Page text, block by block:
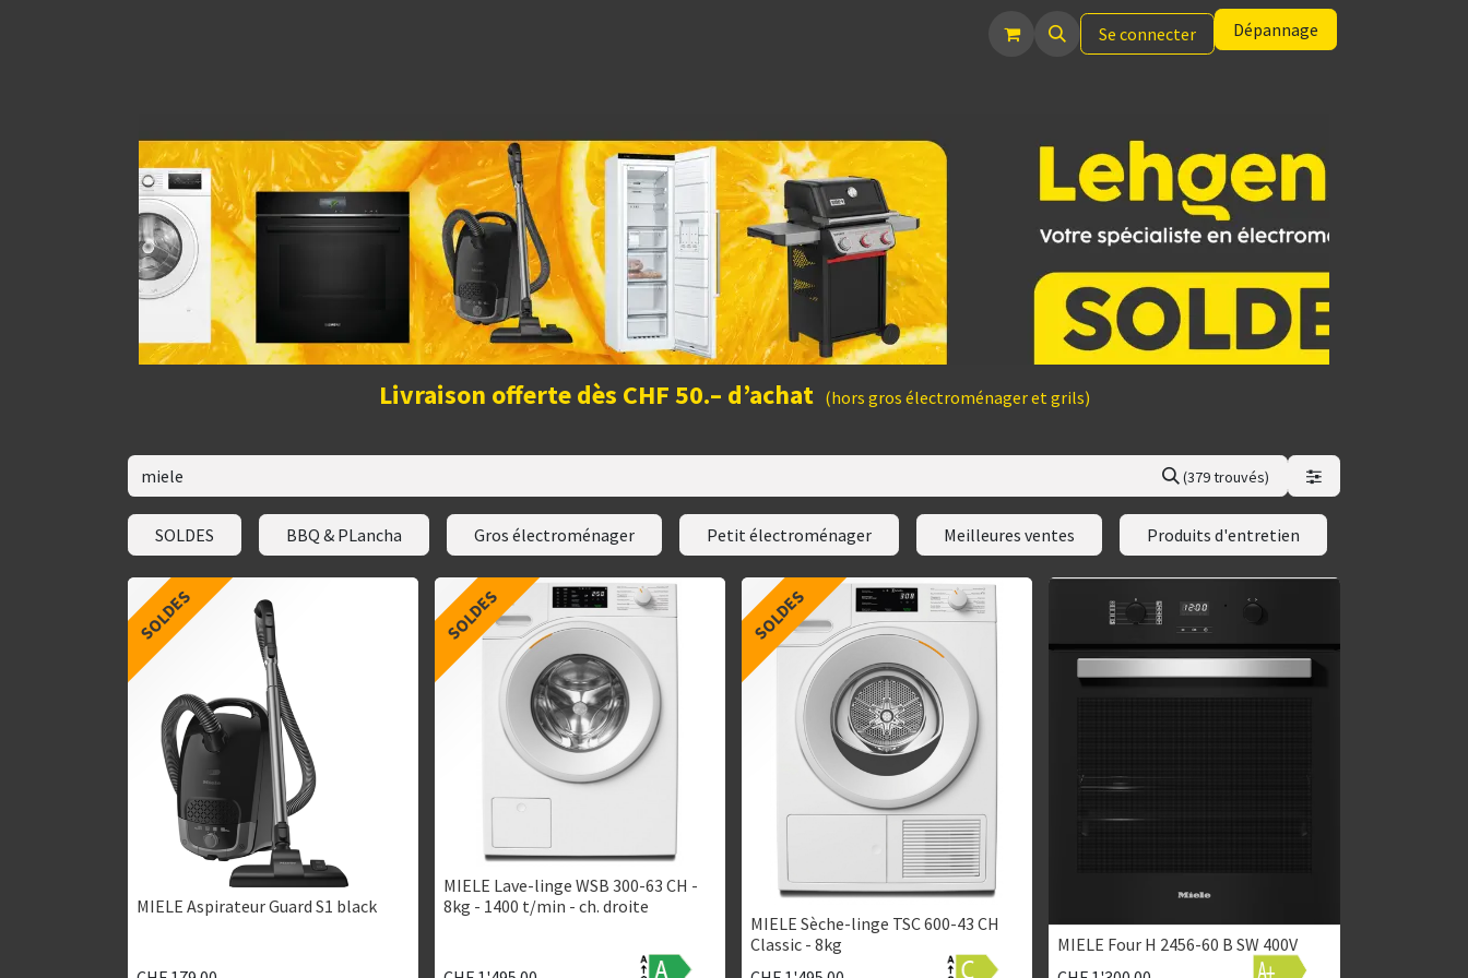
Se connecter Dépannage
Livraison offerte dès CHF 50.– d’achat (hors gros électroménager et grils)
(379 trouvés)
SOLDES BBQ & PLancha Gros électroménager Petit électroménager Meilleures ventes Produits d'entretien
SOLDES
MIELE Aspirateur Guard S1 black
SOLDES
MIELE Lave-linge WSB 300-63 CH -
8kg - 1400 t/min - ch. droite
SOLDES
MIELE Sèche-linge TSC 600-43 CH
Classic - 8kg
MIELE Four H 2456-60 B SW 400V